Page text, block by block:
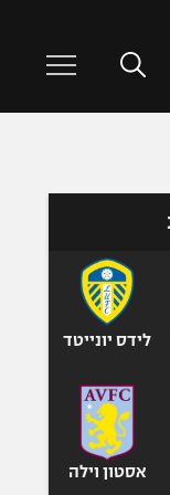
לידס יונייטד
אסטון וילה